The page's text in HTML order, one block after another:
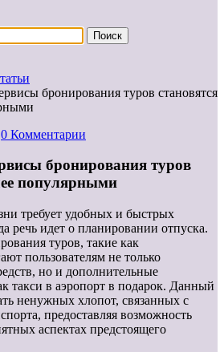
бронирования туров становятся
0 Комментарии
бронирования туров
популярными
требует удобных и быстрых
речь идет о планировании отпуска.
туров, такие как
пользователям не только
но и дополнительные
такси в аэропорт в подарок. Данный
ненужных хлопот, связанных с
предоставляя возможность
аспектах предстоящего